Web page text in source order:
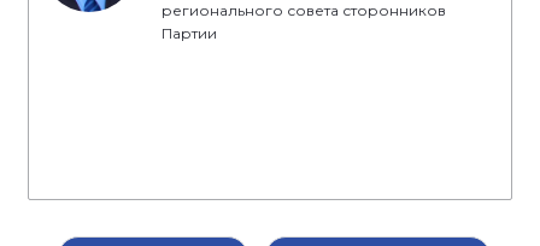
регионального совета сторонников
Партии